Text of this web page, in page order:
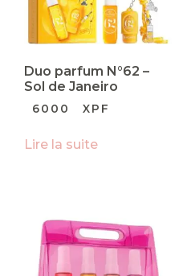
Duo parfum N°62 –
Sol de Janeiro
6000 XPF
Lire la suite